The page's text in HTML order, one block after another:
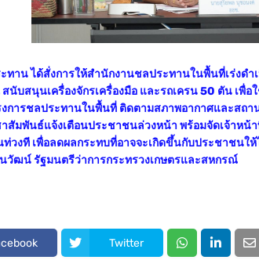
ทาน ได้สั่งการให้สำนักงานชลประทานในพื้นที่เร่งด
นับสนุนเครื่องจักรเครื่องมือ และรถเครน 50 ตัน เพื่
การชลประทานในพื้นที่ ติดตามสภาพอากาศและสถ
สัมพันธ์แจ้งเตือนประชาชนล่วงหน้า พร้อมจัดเจ้าหน้
วงที เพื่อลดผลกระทบที่อาจจะเกิดขึ้นกับประชาชนใ
ฒน์ รัฐมนตรีว่าการกระทรวงเกษตรและสหกรณ์
Twitter